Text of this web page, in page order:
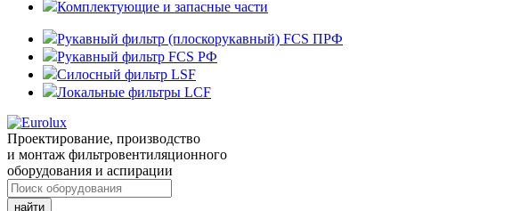
Комплектующие и запасные части
Рукавный фильтр (плоскорукавный) FCS ПРФ
Рукавный фильтр FCS РФ
Силосный фильтр LSF
Локальные фильтры LCF
Проектирование, производство
и монтаж фильтровентиляционного
оборудования и аспирации